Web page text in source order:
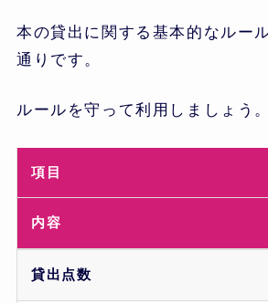
本の貸出に関する基本的なルー
通りです。
ルールを守って利用しましょう。
項目
内容
貸出点数